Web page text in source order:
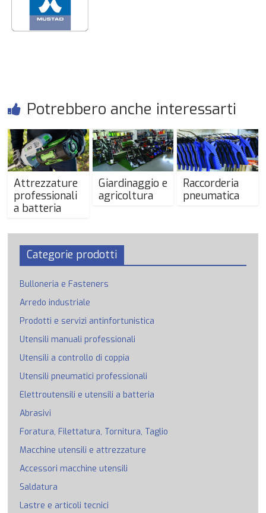
Potrebbero anche interessarti
Attrezzature
professionali
a batteria
Giardinaggio e
agricoltura
Raccorderia
pneumatica
Categorie prodotti
Bulloneria e Fasteners
Arredo industriale
Prodotti e servizi antinfortunistica
Utensili manuali professionali
Utensili a controllo di coppia
Utensili pneumatici professionali
Elettroutensili e utensili a batteria
Abrasivi
Foratura, Filettatura, Tornitura, Taglio
Macchine utensili e attrezzature
Accessori macchine utensili
Saldatura
Lastre e articoli tecnici